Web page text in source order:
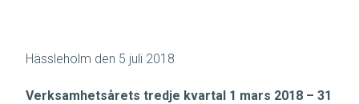
Hässleholm den 5 juli 2018
Verksamhetsårets tredje kvartal 1 mars 2018 – 31